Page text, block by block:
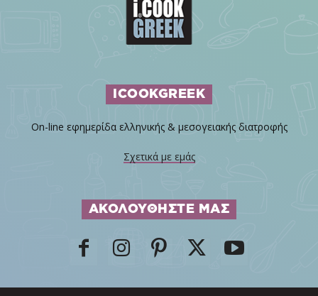
ICOOKGREEK
On-line εφημερίδα ελληνικής & μεσογειακής διατροφής
Σχετικά με εμάς
ΑΚΟΛΟΥΘΗΣΤΕ ΜΑΣ